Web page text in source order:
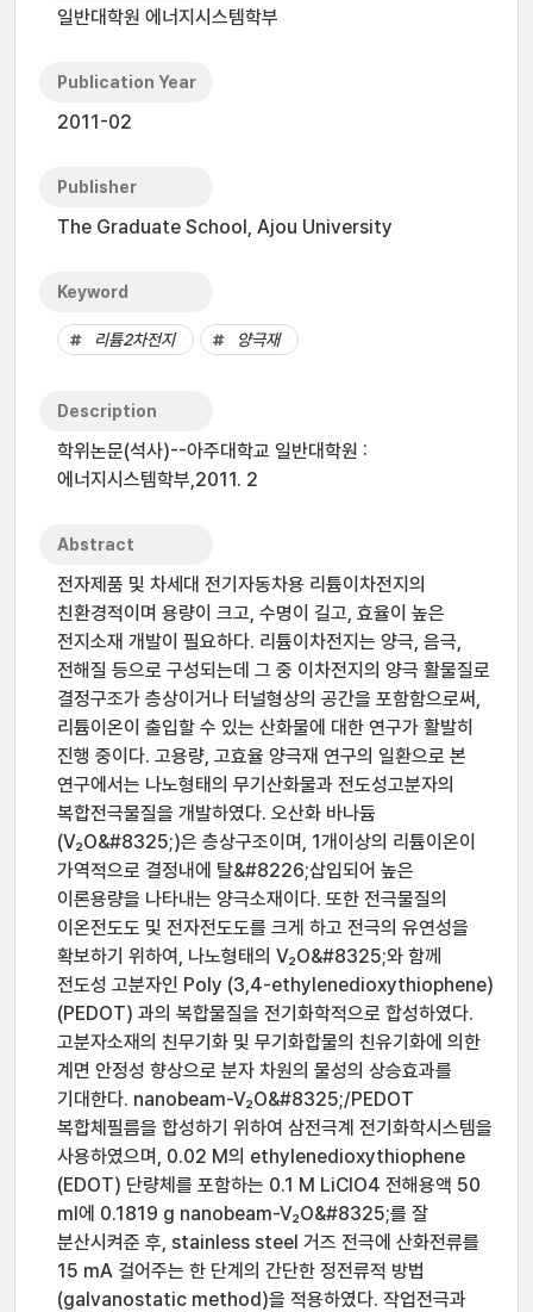
일반대학원 에너지시스템학부
Publication Year
2011-02
Publisher
The Graduate School, Ajou University
Keyword
리튬2차전지 양극재
Description
학위논문(석사)--아주대학교 일반대학원 :
에너지시스템학부,2011. 2
Abstract
전자제품 및 차세대 전기자동차용 리튬이차전지의
친환경적이며 용량이 크고, 수명이 길고, 효율이 높은
전지소재 개발이 필요하다. 리튬이차전지는 양극, 음극,
전해질 등으로 구성되는데 그 중 이차전지의 양극 활물질로
결정구조가 층상이거나 터널형상의 공간을 포함함으로써,
리튬이온이 출입할 수 있는 산화물에 대한 연구가 활발히
진행 중이다. 고용량, 고효율 양극재 연구의 일환으로 본
연구에서는 나노형태의 무기산화물과 전도성고분자의
복합전극물질을 개발하였다. 오산화 바나듐
(V₂O&#8325;)은 층상구조이며, 1개이상의 리튬이온이
가역적으로 결정내에 탈&#8226;삽입되어 높은
이론용량을 나타내는 양극소재이다. 또한 전극물질의
이온전도도 및 전자전도도를 크게 하고 전극의 유연성을
확보하기 위하여, 나노형태의 V₂O&#8325;와 함께
전도성 고분자인 Poly (3,4-ethylenedioxythiophene)
(PEDOT) 과의 복합물질을 전기화학적으로 합성하였다.
고분자소재의 친무기화 및 무기화합물의 친유기화에 의한
계면 안정성 향상으로 분자 차원의 물성의 상승효과를
기대한다. nanobeam-V₂O&#8325;/PEDOT
복합체필름을 합성하기 위하여 삼전극계 전기화학시스템을
사용하였으며, 0.02 M의 ethylenedioxythiophene
(EDOT) 단량체를 포함하는 0.1 M LiClO4 전해용액 50
ml에 0.1819 g nanobeam-V₂O&#8325;를 잘
분산시켜준 후, stainless steel 거즈 전극에 산화전류를
15 mA 걸어주는 한 단계의 간단한 정전류적 방법
(galvanostatic method)을 적용하였다. 작업전극과